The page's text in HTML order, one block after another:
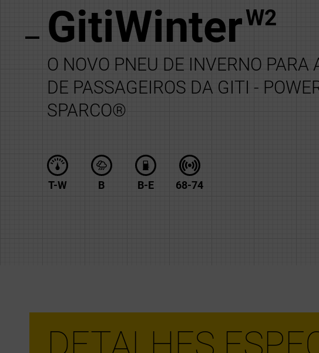
GitiWinterW2
O NOVO PNEU DE INVERNO PARA
DE PASSAGEIROS DA GITI -
SPARCO®
T-W B B-E 68-74
DETALHES